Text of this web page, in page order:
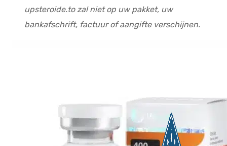
upsteroide.to zal niet op uw pakket, uw
bankafschrift, factuur of aangifte verschijnen.